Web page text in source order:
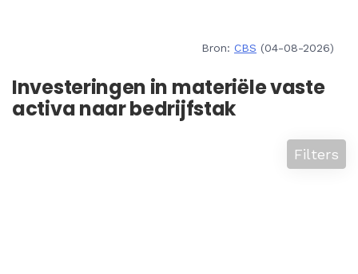
Bron: CBS (04-08-2026)
Investeringen in materiële vaste
activa naar bedrijfstak
Filters